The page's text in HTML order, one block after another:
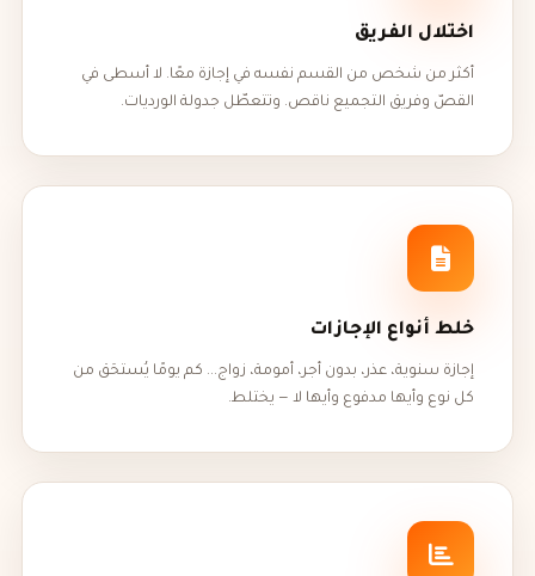
اختلال الفريق
أكثر من شخص من القسم نفسه في إجازة معًا. لا أسطى في
القصّ وفريق التجميع ناقص. وتتعطّل جدولة الورديات.
خلط أنواع الإجازات
إجازة سنوية، عذر، بدون أجر، أمومة، زواج... كم يومًا يُستحَق من
كل نوع وأيها مدفوع وأيها لا — يختلط.